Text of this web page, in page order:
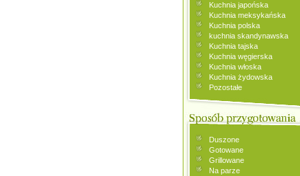
Kuchnia japońska
Kuchnia meksykańska
Kuchnia polska
kuchnia skandynawska
Kuchnia tajska
Kuchnia węgierska
Kuchnia włoska
Kuchnia żydowska
Pozostałe
Duszone
Gotowane
Grillowane
Na parze